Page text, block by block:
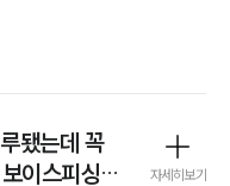
약
됐는데 꼭
이스피싱변
자세히보기